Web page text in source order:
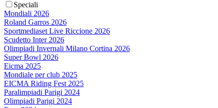
Speciali
Mondiali 2026
Roland Garros 2026
Sportmediaset Live Riccione 2026
Scudetto Inter 2026
Olimpiadi Invernali Milano Cortina 2026
Super Bowl 2026
Eicma 2025
Mondiale per club 2025
EICMA Riding Fest 2025
Paralimpiadi Parigi 2024
Olimpiadi Parigi 2024